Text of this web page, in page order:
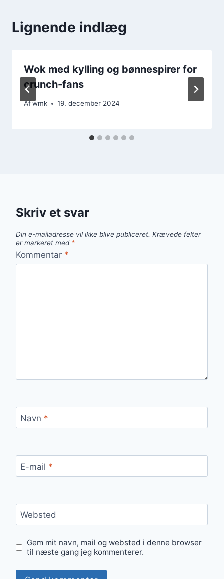
Lignende indlæg
Wok med kylling og bønnespirer for
crunch-fans
Afwmk 19. december 2024
Skriv et svar
Din e-mailadresse vil ikke blive publiceret. Krævede felter
er markeret med *
Kommentar *
Navn *
E-mail *
Websted
Gem mit navn, mail og websted i denne browser
til næste gang jeg kommenterer.